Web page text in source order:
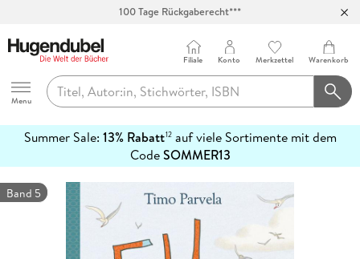
100 Tage Rückgaberecht***
Hugendubel
Menu
Filiale Konto Merkzettel Warenkorb
Summer Sale: 13% Rabatt12auf viele Sortimente mit dem
CodeSOMMER13
erfahren
Band 5